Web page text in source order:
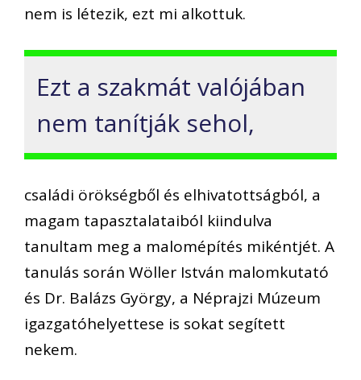
nem is létezik, ezt mi alkottuk.
Ezt a szakmát valójában
nem tanítják sehol,
családi örökségből és elhivatottságból, a
magam tapasztalataiból kiindulva
tanultam meg a malomépítés mikéntjét. A
tanulás során Wöller István malomkutató
és Dr. Balázs György, a Néprajzi Múzeum
igazgatóhelyettese is sokat segített
nekem.